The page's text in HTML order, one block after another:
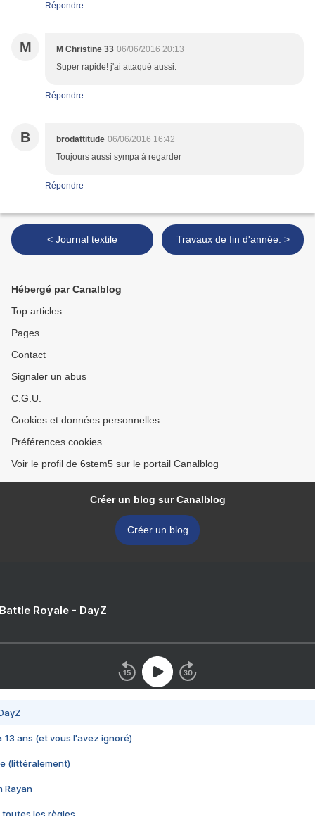
Répondre
M M Christine 33 06/06/2016 20:13
Super rapide! j'ai attaqué aussi.
Répondre
B brodattitude 06/06/2016 16:42
Toujours aussi sympa à regarder
Répondre
< Journal textile Travaux de fin d'année. >
Hébergé par Canalblog
Top articles
Pages
Contact
Signaler un abus
C.G.U.
Cookies et données personnelles
Préférences cookies
Voir le profil de 6stem5 sur le portail Canalblog
Créer un blog sur Canalblog
Créer un blog
Royale - DayZ
13 ans (et vous l'avez ignoré)
(littéralement)
Rayan